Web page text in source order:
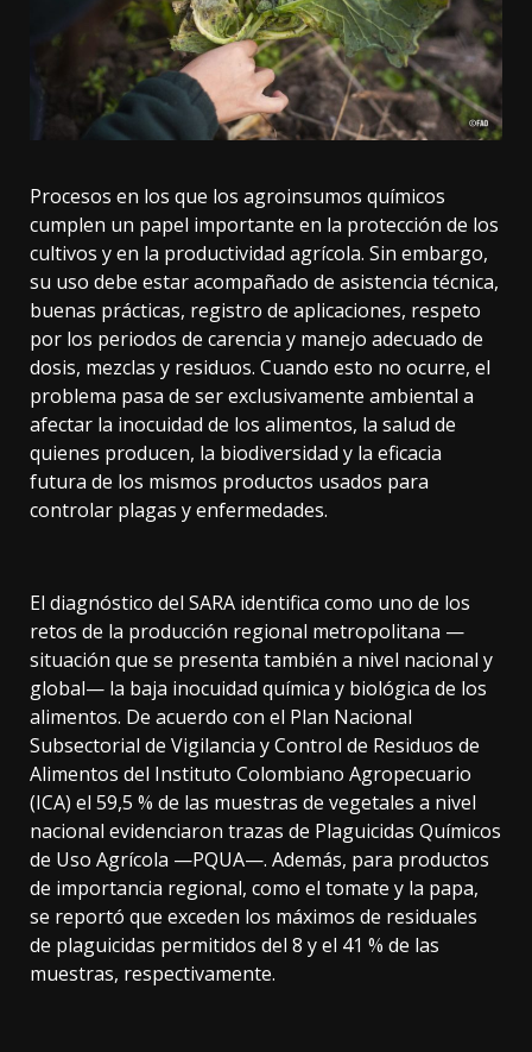
Procesos en los que los agroinsumos químicos
cumplen un papel importante en la protección de los
cultivos y en la productividad agrícola. Sin embargo,
su uso debe estar acompañado de asistencia técnica,
buenas prácticas, registro de aplicaciones, respeto
por los periodos de carencia y manejo adecuado de
dosis, mezclas y residuos. Cuando esto no ocurre, el
problema pasa de ser exclusivamente ambiental a
afectar la inocuidad de los alimentos, la salud de
quienes producen, la biodiversidad y la eficacia
futura de los mismos productos usados para
controlar plagas y enfermedades.
El diagnóstico del SARA identifica como uno de los
retos de la producción regional metropolitana —
situación que se presenta también a nivel nacional y
global— la baja inocuidad química y biológica de los
alimentos. De acuerdo con el Plan Nacional
Subsectorial de Vigilancia y Control de Residuos de
Alimentos del Instituto Colombiano Agropecuario
(ICA) el 59,5 % de las muestras de vegetales a nivel
nacional evidenciaron trazas de Plaguicidas Químicos
de Uso Agrícola —PQUA—. Además, para productos
de importancia regional, como el tomate y la papa,
se reportó que exceden los máximos de residuales
de plaguicidas permitidos del 8 y el 41 % de las
muestras, respectivamente.